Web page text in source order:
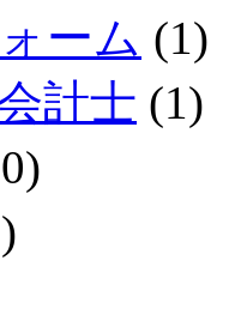
ーム (1)
計士 (1)